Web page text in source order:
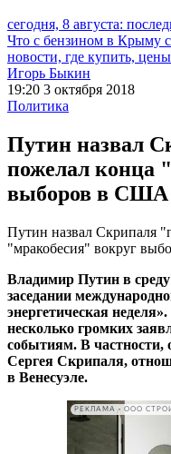
сегодня, 8 августа:
Что с бензином в Крыму
новости, где купить, цены
Игорь Быкин
19:20 3 октября 2018
Политика
Путин назвал
пожелал конца
выборов в США
Путин назвал Скрипаля
"мракобесия" вокруг
Владимир Путин в
заседании
энергетическая
несколько громких
событиям. В частности,
Сергея Скрипаля,
в Венесуэле.